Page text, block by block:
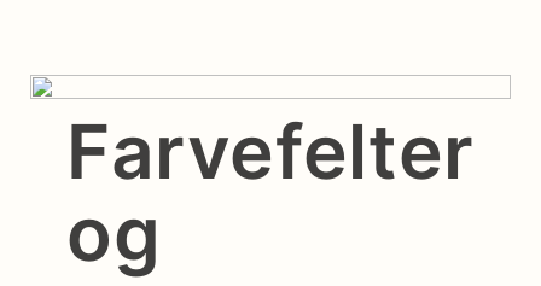
Farvefelter
og